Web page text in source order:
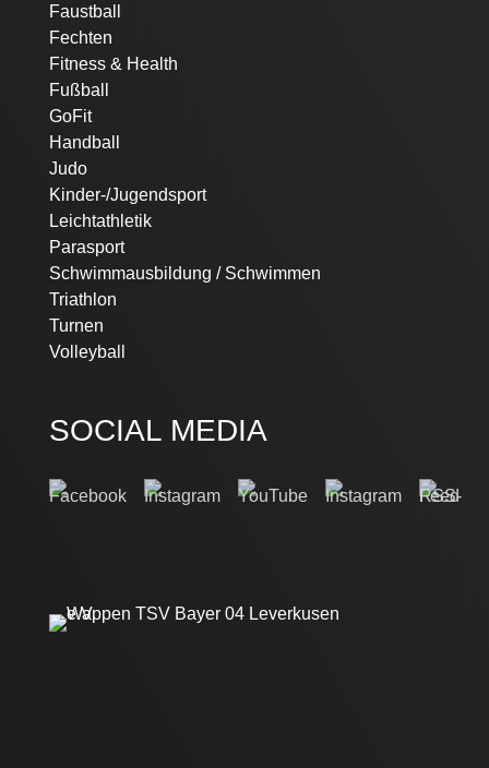
Faustball
Fechten
Fitness & Health
Fußball
GoFit
Handball
Judo
Kinder-/Jugendsport
Leichtathletik
Parasport
Schwimmausbildung / Schwimmen
Triathlon
Turnen
Volleyball
SOCIAL MEDIA